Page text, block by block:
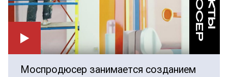
Моспродюсер занимается созданием